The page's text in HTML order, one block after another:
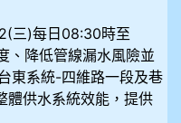
三)每日08:30時至
、降低管線漏水風險並
東系統-四維路一段及巷
體供水系統效能，提供